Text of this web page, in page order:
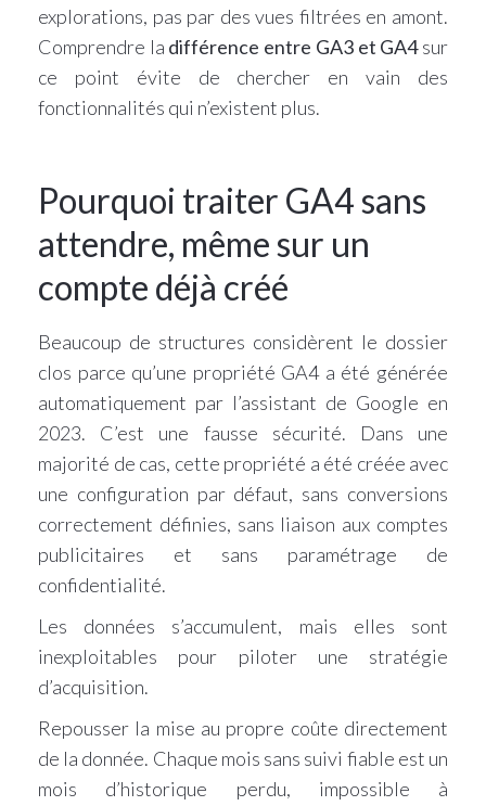
explorations, pas par des vues filtrées en amont.
Comprendre la différence entre GA3 et GA4sur
ce point évite de chercher en vain des
fonctionnalités qui n’existent plus.
Pourquoi traiter GA4 sans
attendre, même sur un
compte déjà créé
Beaucoup de structures considèrent le dossier
clos parce qu’une propriété GA4 a été générée
automatiquement par l’assistant de Google en
2023. C’est une fausse sécurité. Dans une
majorité de cas, cette propriété a été créée avec
une configuration par défaut, sans conversions
correctement définies, sans liaison aux comptes
publicitaires et sans paramétrage de
confidentialité.
Les données s’accumulent, mais elles sont
inexploitables pour piloter une stratégie
d’acquisition.
Repousser la mise au propre coûte directement
de la donnée. Chaque mois sans suivi fiable est un
mois d’historique perdu, impossible à